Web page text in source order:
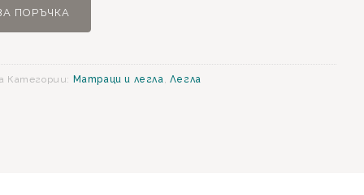
ПОРЪЧКА
Категории: Матраци и легла Легла